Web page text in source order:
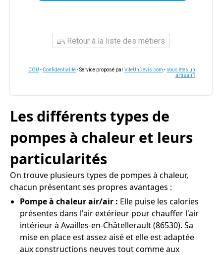
Retour à la liste des métiers
CGU - Confidentialité- Service proposé parViteUnDevis.com -Vous êtes un
artisan ?
Les différents types de
pompes à chaleur et leurs
particularités
On trouve plusieurs types de pompes à chaleur,
chacun présentant ses propres avantages :
Pompe à chaleur air/air : Elle puise les calories
présentes dans l'air extérieur pour chauffer l'air
intérieur à Availles-en-Châtellerault (86530). Sa
mise en place est assez aisé et elle est adaptée
aux constructions neuves tout comme aux